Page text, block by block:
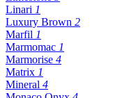
Linari 1
Luxury Brown 2
Marfil 1
Marmomac 1
Marmorise 4
Matrix 1
Mineral 4